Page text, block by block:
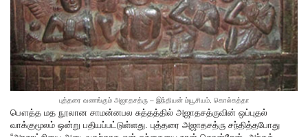
புத்தரை வணங்கும் அஜாதசத்ரு – இந்தியன் ம்யூசியம், கொல்கத்தா
பௌத்த மத நூலான சாமன்னபல சுத்தத்தில் அஜாதசத்ருவின் ஒப்புதல்
வாக்குமூலம் ஒன்று பதியப்பட்டுள்ளது. புத்தரை அஜாதசத்ரு சந்தித்தபோது